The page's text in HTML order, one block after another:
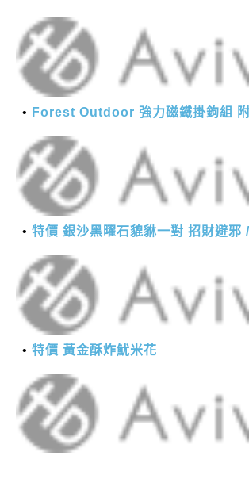
Forest Outdoor 強力磁鐵掛鉤組
特價 銀沙黑曜石貔貅一對 招財避邪
特價 黃金酥炸魷米花